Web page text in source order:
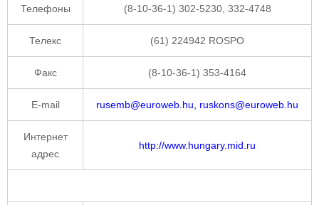
Телефоны (8-10-36-1) 302-5230, 332-4748
Телекс (61) 224942 ROSPO
Факс (8-10-36-1) 353-4164
E-mail rusemb@euroweb.hu, ruskons@euroweb.hu
Интернет
адрес
http://www.hungary.mid.ru